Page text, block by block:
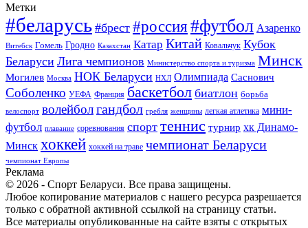
Метки
#беларусь #брест #россия#футбол Азаренко
Витебск Гомель Гродно Казахстан Катар Китай Ковальчук Кубок
Беларуси Лига чемпионов Министерство спорта и туризма Минск
Могилев Москва НОК Беларуси НХЛ Олимпиада Саснович
Соболенко УЕФА Франция баскетбол биатлон борьба
велоспорт волейболгандбол гребля женщины легкая атлетика мини-
футбол плавание соревнования спорт теннис турнир хк Динамо-
Минск хоккей хоккей на траве чемпионат Беларуси
чемпионат Европы
Реклама
© 2026 - Спорт Беларуси. Все права защищены.
Любое копирование материалов с нашего ресурса разрешается
только с обратной активной ссылкой на страницу статьи.
Все материалы опубликованные на сайте взяты с открытых